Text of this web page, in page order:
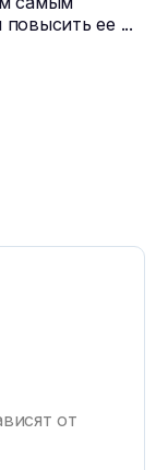
повысить ее ...
от